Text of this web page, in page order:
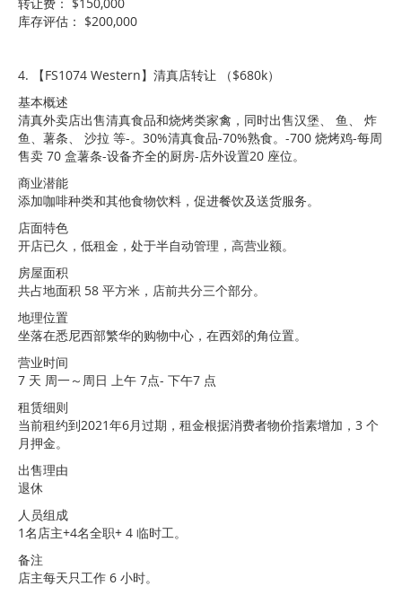
库存评估： $200,000
4.
【FS1074 Western】清真店转让 （$680k）
基本概述
清真外卖店出售清真食品和烧烤类家禽，同时出售汉堡、 鱼、 炸
鱼、薯条、 沙拉 等-。30%清真食品-70%熟食。-700 烧烤鸡-每周
售卖 70 盒薯条-设备齐全的厨房-店外设置20 座位。
商业潜能
添加咖啡种类和其他食物饮料，促进餐饮及送货服务。
店面特色
开店已久，低租金，处于半自动管理，高营业额。
房屋面积
共占地面积 58 平方米，店前共分三个部分。
地理位置
坐落在悉尼西部繁华的购物中心，在西郊的角位置。
营业时间
7 天 周一～周日 上午 7点- 下午7 点
租赁细则
当前租约到2021年6月过期，租金根据消费者物价指素增加，3 个
月押金。
出售理由
退休
人员组成
1名店主+4名全职+ 4 临时工。
备注
店主每天只工作 6 小时。